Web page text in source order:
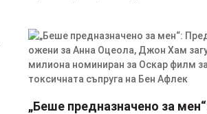
„Беше предназначено за